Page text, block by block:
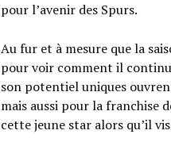
pour l’avenir des Spurs.
Au fur et à mesure que la
pour voir comment il
son potentiel uniques
mais aussi pour la franchise
cette jeune star alors qu’il